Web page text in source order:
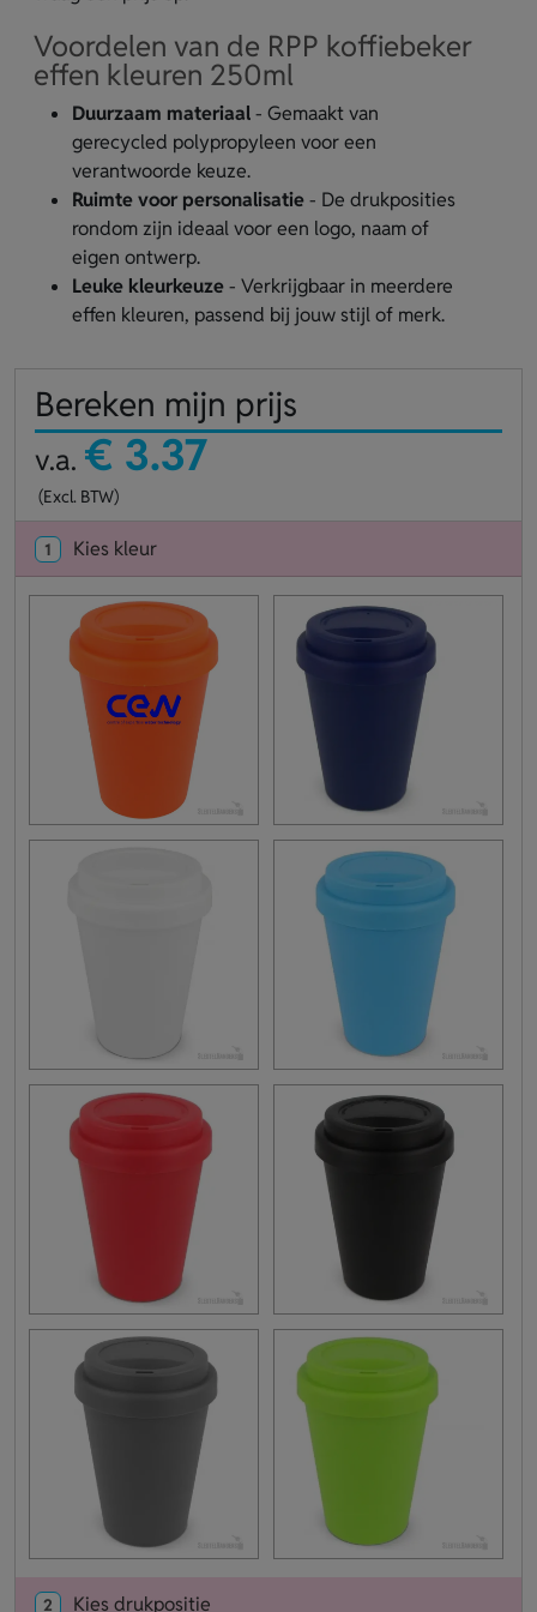
Voordelen van de RPP koffiebeker
effen kleuren 250ml
Duurzaam materiaal- Gemaakt van
gerecycled polypropyleen voor een
verantwoorde keuze.
Ruimte voor personalisatie- De drukposities
rondom zijn ideaal voor een logo, naam of
eigen ontwerp.
Leuke kleurkeuze- Verkrijgbaar in meerdere
effen kleuren, passend bij jouw stijl of merk.
Bereken mijn prijs
v.a. € 3.37
(Excl. BTW)
1 Kies kleur
2 Kies drukpositie